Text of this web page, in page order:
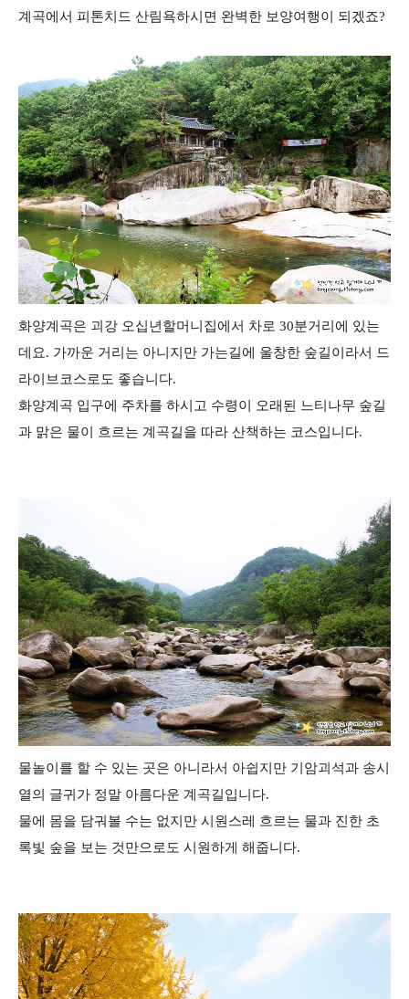
계곡에서 피톤치드 산림욕하시면 완벽한 보양여행이 되겠죠?
화양계곡은 괴강 오십년할머니집에서 차로 30분거리에 있는
데요. 가까운 거리는 아니지만 가는길에 울창한 숲길이라서 드
라이브코스로도 좋습니다.
화양계곡 입구에 주차를 하시고 수령이 오래된 느티나무 숲길
과 맑은 물이 흐르는 계곡길을 따라 산책하는 코스입니다.
물놀이를 할 수 있는 곳은 아니라서 아쉽지만 기암괴석과 송시
열의 글귀가 정말 아름다운 계곡길입니다.
물에 몸을 담궈볼 수는 없지만 시원스레 흐르는 물과 진한 초
록빛 숲을 보는 것만으로도 시원하게 해줍니다.